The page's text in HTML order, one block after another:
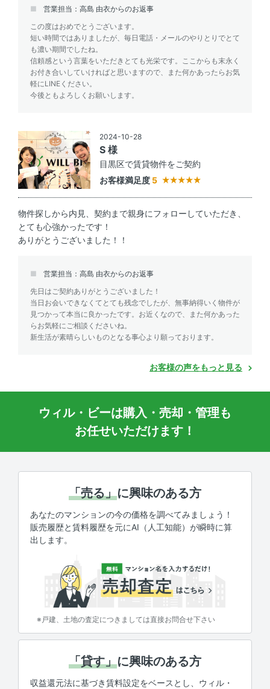
営業担当：高島 由衣からのお返事
この度はおめでとうございます。
短い時間ではありましたが、毎日電話・メールのやりとりでとて
も濃い期間でしたね。
信頼感という言葉をいただきとても光栄です。ここからも末永く
お付き合いしていければと思いますので、また何かあったらお気
軽にLINEください。
今後ともよろしくお願いします。
2024-10-28
S 様
目黒区で賃貸物件をご契約
お客様満足度 5
物件探しから内見、契約まで親身にフォローしていただき、
とても心強かったです！
ありがとうございました！！
営業担当：高島 由衣からのお返事
先日はご契約ありがとうございました！
当日お会いできなくてとても残念でしたが、無事納得いく物件が
見つかって本当に良かったです。お近くなので、また何かあった
らお気軽にご相談くださいね。
新生活が素晴らしいものとなる事心より願っております。
お客様の声をもっと見る
ウィル・ビーは購入・売却・管理も
お任せいただけます！
「売る」に興味のある方
あなたのマンションの今の価格を調べてみましょう！
販売履歴と賃料履歴を元にAI（人工知能）が瞬時に算
出します。
※戸建、土地の査定につきましては直接お問合せ下さい
「貸す」に興味のある方
収益還元法に基づき賃料設定をベースとし、ウィル・